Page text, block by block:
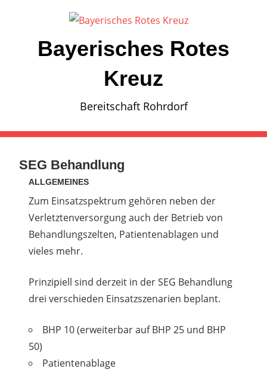
springenBayerisches Rotes
Kreuz
Bereitschaft Rohrdorf
SEG Behandlung
ALLGEMEINES
Zum Einsatzspektrum gehören neben der
Verletztenversorgung auch der Betrieb von
Behandlungszelten, Patientenablagen und
vieles mehr.
Prinzipiell sind derzeit in der SEG Behandlung
drei verschieden Einsatzszenarien beplant.
BHP 10 (erweiterbar auf BHP 25 und BHP
50)
Patientenablage